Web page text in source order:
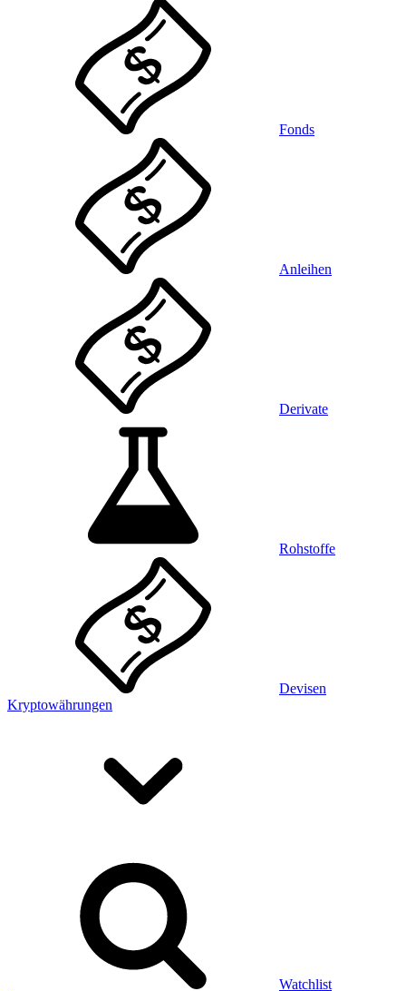
Fonds
Anleihen
Derivate
Rohstoffe
Devisen
Kryptowährungen
Watchlist